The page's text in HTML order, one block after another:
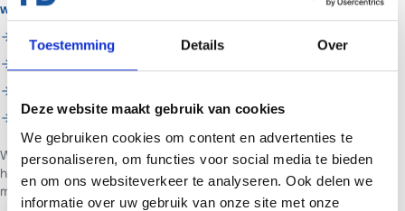
Toestemming Details Over
Deze website maakt gebruik van cookies
We gebruiken cookies om content en advertenties te
personaliseren, om functies voor social media te bieden
en om ons websiteverkeer te analyseren. Ook delen we
informatie over uw gebruik van onze site met onze
WANNEER MADA TECH INSCHAKELEN?
Je wilt het niet zelf doen of komt er niet uit
Je wilt hulp met geo & ai vindbaarheid
Web- en marketingpartner in Assen. Websites voor ondernemers in
heel Nederland.
Websites vanaf €699 of €65 per maand inclusief
managed hosting en basis SEO.